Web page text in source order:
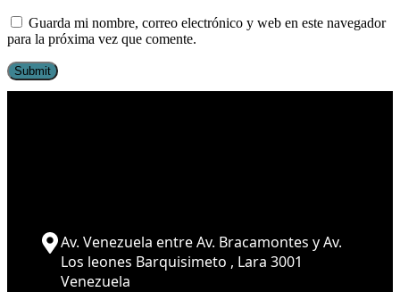
Guarda mi nombre, correo electrónico y web en este navegador
para la próxima vez que comente.
Av. Venezuela entre Av. Bracamontes y Av.
Los leones Barquisimeto , Lara 3001
Venezuela